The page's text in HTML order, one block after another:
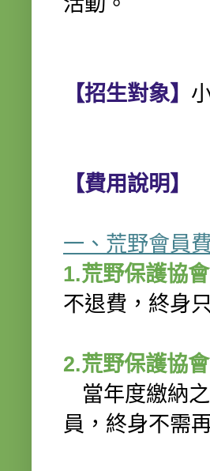
【招生對象】
【費用說明】
一、荒野會員
1.荒野保護協
不退費，終身
2.荒野保護協
當年度繳納
員，終身不需